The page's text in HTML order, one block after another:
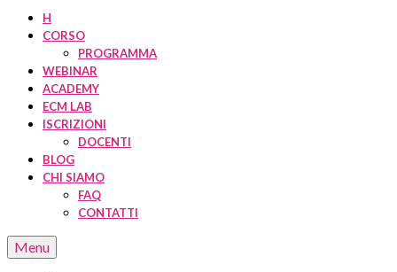
H
CORSO
PROGRAMMA
WEBINAR
ACADEMY
ECM LAB
ISCRIZIONI
DOCENTI
BLOG
CHI SIAMO
FAQ
CONTATTI
Menu